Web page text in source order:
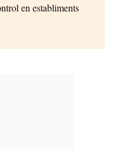
en establiments